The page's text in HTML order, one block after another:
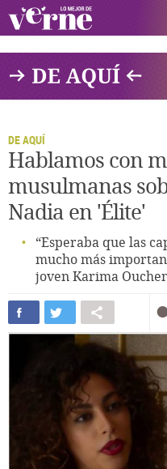
DE AQUÍ
Hablamos con
musulmanas
Nadia en 'Élite'
“Esperaba que las
mucho más
joven Karima